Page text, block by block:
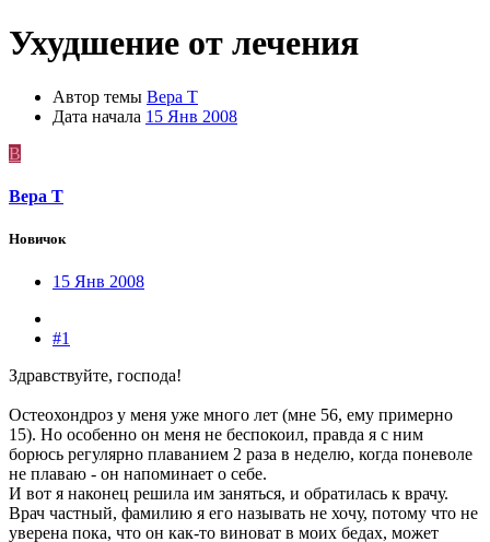
Ухудшение от лечения
Автор темы Вера Т
Дата начала 15 Янв 2008
В
Вера Т
Новичок
15 Янв 2008
#1
Здравствуйте, господа!
Остеохондроз у меня уже много лет (мне 56, ему примерно
15). Но особенно он меня не беспокоил, правда я с ним
борюсь регулярно плаванием 2 раза в неделю, когда поневоле
не плаваю - он напоминает о себе.
И вот я наконец решила им заняться, и обратилась к врачу.
Врач частный, фамилию я его называть не хочу, потому что не
уверена пока, что он как-то виноват в моих бедах, может